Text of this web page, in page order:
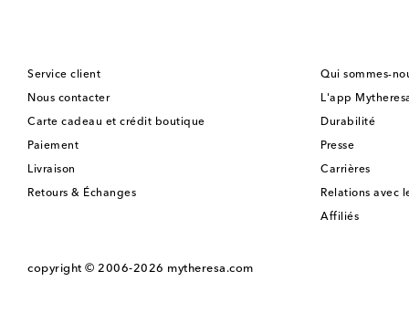
Service client
Nous contacter
Carte cadeau et crédit boutique
Paiement
Livraison
Retours & Échanges
Qui sommes-
L'app
Durabilité
Presse
Carrières
Relations avec
Affiliés
copyright © 2006-2026 mytheresa.com